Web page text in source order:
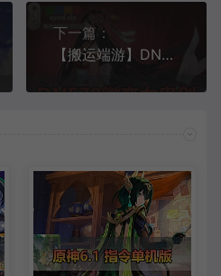
下一篇：
【搬运端游】DNF地下城与勇士70微变永恒版女鬼剑男法虚拟机一键端GM后台